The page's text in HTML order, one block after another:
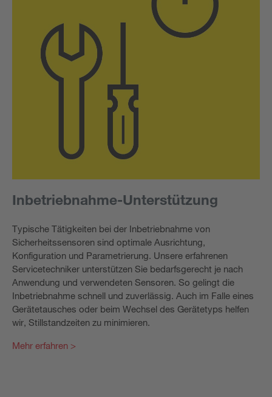
Inbetriebnahme-Unterstützung
Typische Tätigkeiten bei der Inbetriebnahme von
Sicherheitssensoren sind optimale Ausrichtung,
Konfiguration und Parametrierung. Unsere erfahrenen
Servicetechniker unterstützen Sie bedarfsgerecht je nach
Anwendung und verwendeten Sensoren. So gelingt die
Inbetriebnahme schnell und zuverlässig. Auch im Falle eines
Gerätetausches oder beim Wechsel des Gerätetyps helfen
wir, Stillstandzeiten zu minimieren.
Mehr erfahren >